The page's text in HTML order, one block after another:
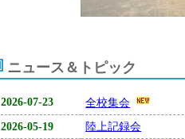
ニュース＆トピック
2026-07-23
全校集会
2026-05-19
陸上記録会